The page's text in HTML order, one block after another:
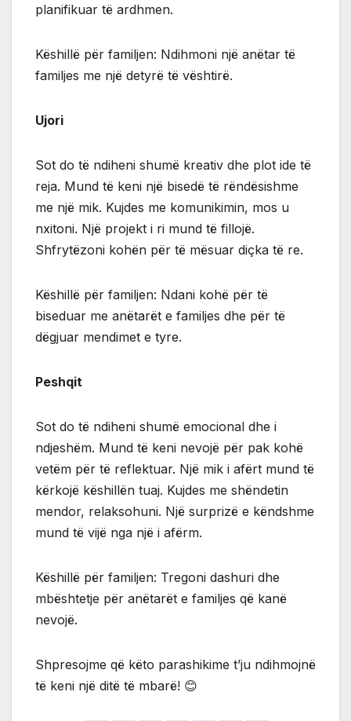
planifikuar të ardhmen.
Këshillë për familjen: Ndihmoni një anëtar të
familjes me një detyrë të vështirë.
Ujori
Sot do të ndiheni shumë kreativ dhe plot ide të
reja. Mund të keni një bisedë të rëndësishme
me një mik. Kujdes me komunikimin, mos u
nxitoni. Një projekt i ri mund të fillojë.
Shfrytëzoni kohën për të mësuar diçka të re.
Këshillë për familjen: Ndani kohë për të
biseduar me anëtarët e familjes dhe për të
dëgjuar mendimet e tyre.
Peshqit
Sot do të ndiheni shumë emocional dhe i
ndjeshëm. Mund të keni nevojë për pak kohë
vetëm për të reflektuar. Një mik i afërt mund të
kërkojë këshillën tuaj. Kujdes me shëndetin
mendor, relaksohuni. Një surprizë e këndshme
mund të vijë nga një i afërm.
Këshillë për familjen: Tregoni dashuri dhe
mbështetje për anëtarët e familjes që kanë
nevojë.
Shpresojme që këto parashikime t’ju ndihmojnë
të keni një ditë të mbarë! 😊